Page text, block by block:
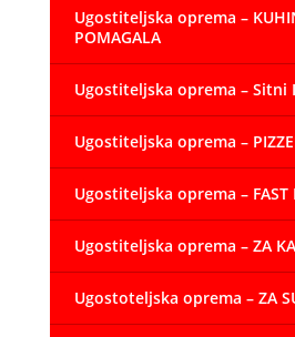
Ugostiteljska oprema –
POMAGALA
Ugostiteljska oprema – Sitni
Ugostiteljska oprema –
Ugostiteljska oprema – FAST
Ugostiteljska oprema – ZA
Ugostoteljska oprema – ZA